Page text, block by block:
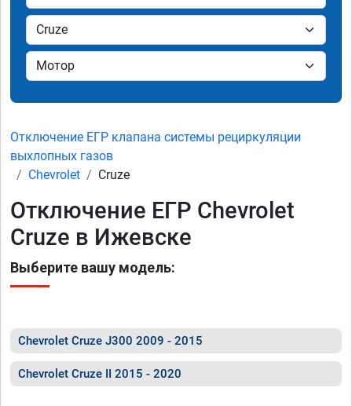
Отключение ЕГР клапана системы рециркуляции
выхлопных газов
Chevrolet
Cruze
Отключение ЕГР Chevrolet
Cruze в Ижевске
Выберите вашу модель:
Chevrolet Cruze J300 2009 - 2015
Chevrolet Cruze II 2015 - 2020